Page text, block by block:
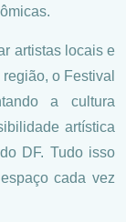
artistas locais e
o Festival
a cultura
artística
DF. Tudo isso
cada vez